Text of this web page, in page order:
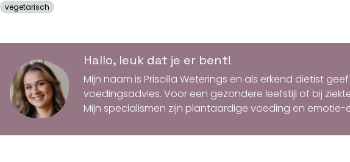
vegetarisch
Hallo, leuk dat je er bent!
Mijn naam is Priscilla Weterings en als erkend diëtist
voedingsadvies. Voor een gezondere leefstijl of bij
Mijn specialismen zijn plantaardige voeding en emotie-